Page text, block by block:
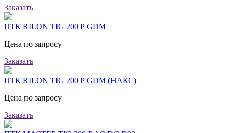
Заказать
ПТК RILON TIG 200 P GDM
Цена по запросу
Заказать
ПТК RILON TIG 200 P GDM (НАКС)
Цена по запросу
Заказать